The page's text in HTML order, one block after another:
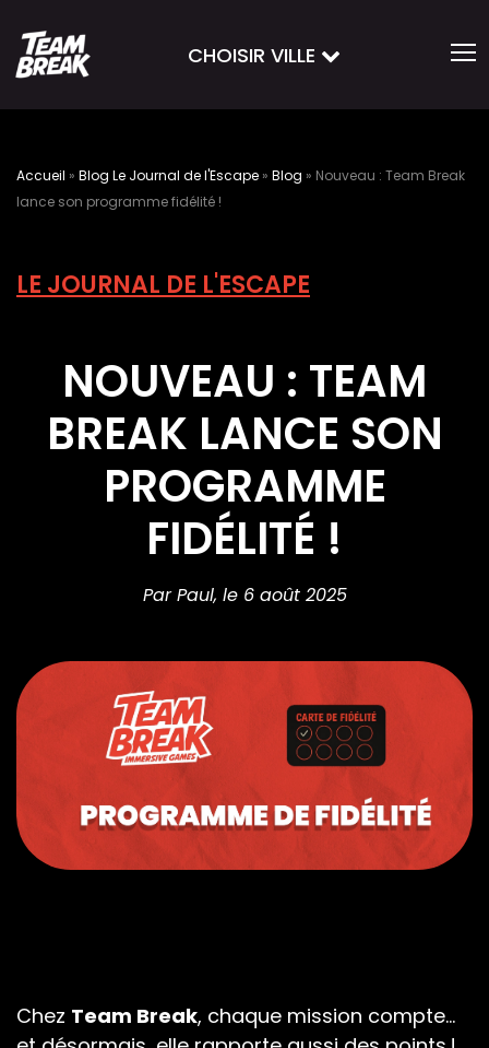
CHOISIR VILLE
Accueil » Blog Le Journal de l'Escape » Blog » Nouveau : Team Break
lance son programme fidélité !
LE JOURNAL DE L'ESCAPE
NOUVEAU : TEAM
BREAK LANCE SON
PROGRAMME
FIDÉLITÉ !
Par Paul, le 6 août 2025
Chez Team Break, chaque mission compte…